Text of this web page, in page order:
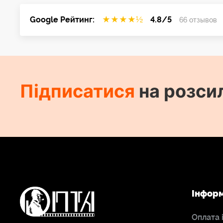
Google Рейтинг: ★ ★ ★ ★½ 4.8/5 66 отзывов
Підписатися на
Оплата